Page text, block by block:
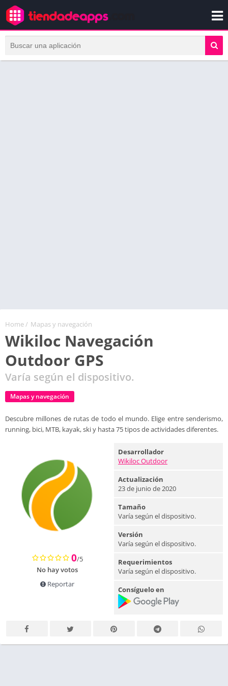
Home/ Mapas y navegación
Wikiloc Navegación
Outdoor GPS
Varía según el dispositivo.
Mapas y navegación
Descubre millones de rutas de todo el mundo. Elige entre senderismo,
running, bici, MTB, kayak, ski y hasta 75 tipos de actividades diferentes.
0/5
No hay votos
Reportar
Desarrollador
Wikiloc Outdoor
Actualización
23 de junio de 2020
Tamaño
Varía según el dispositivo.
Versión
Varía según el dispositivo.
Requerimientos
Varía según el dispositivo.
Consíguelo en